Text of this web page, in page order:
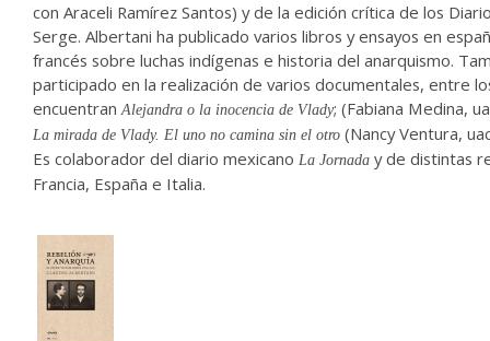
con Araceli Ramírez Santos) y de la edición crítica de los
Serge. Albertani ha publicado varios libros y ensayos en
francés sobre luchas indígenas e historia del anarquismo.
participado en la realización de varios documentales, entre
encuentranAlejandra o la inocencia de Vlady; (Fabiana Medina,
La mirada de Vlady. El uno no camina sin el otro (Nancy Ventura,
Es colaborador del diario mexicano La Jornada y de distintas
Francia, España e Italia.